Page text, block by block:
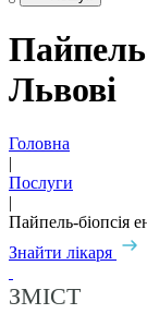
Львові
Головна
|
Послуги
|
Пайпель-біопсія
Знайти лікаря
ЗМІСТ